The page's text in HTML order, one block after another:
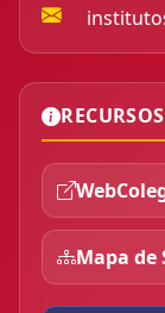
RECURSOS
Mapa de